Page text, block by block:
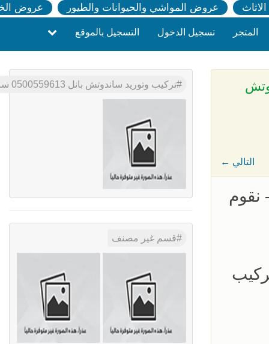
عروض المواشي والحيوانات والطيور عروض
المتجر تسجيل الدخول التسجيل بالموقع
← التالي
نقوم
تركيب وتوريد ساندوتش بانل 0500559613 ساندوتش بانل الرياض , تركيب اسقف وجدران ساندوتش بانل – تركيب هناجر ومضلات ساندوتش بانل في الرياض
قسم غير مصنف